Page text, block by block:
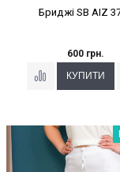
Бриджі SB AIZ
600 грн.
Наклейки Варіант